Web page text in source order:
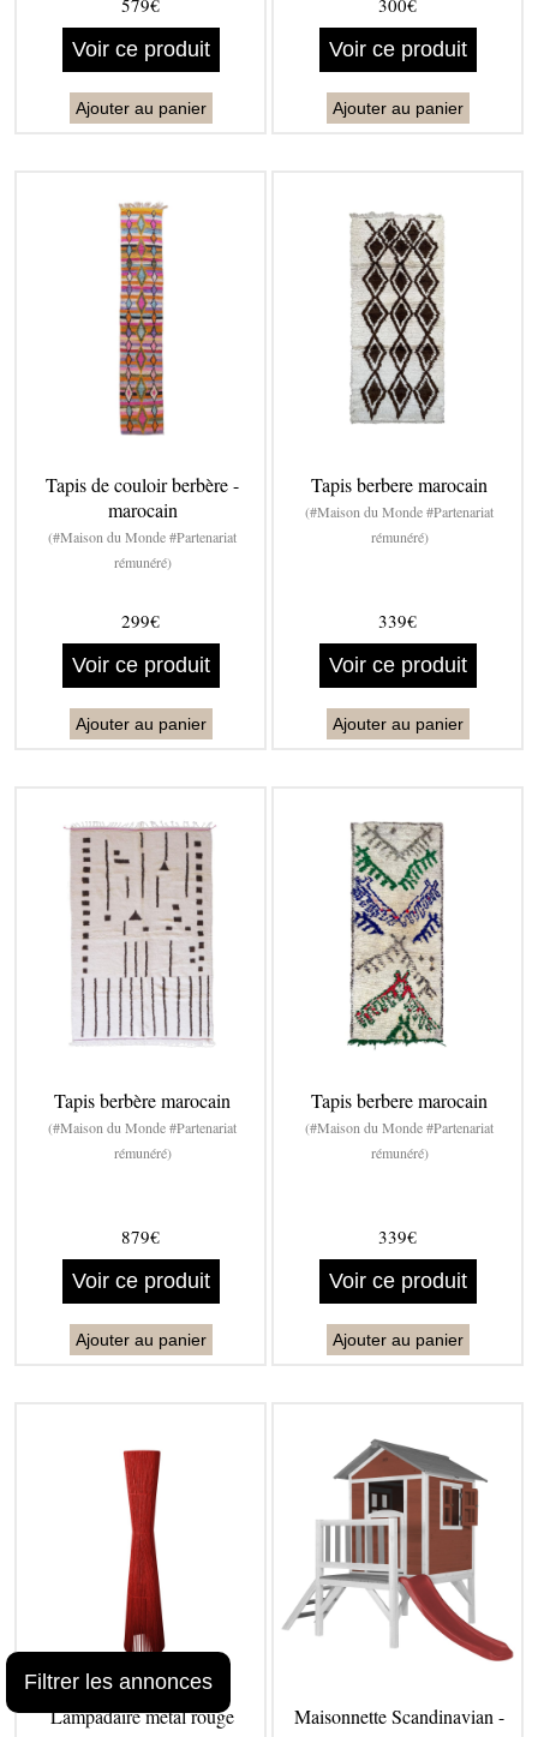
579€
Voir ce produit
Ajouter au panier
300€
Voir ce produit
Ajouter au panier
Tapis de couloir berbère -
marocain
(#Maison du Monde #Partenariat
rémunéré)
299€
Voir ce produit
Ajouter au panier
Tapis berbere marocain
(#Maison du Monde #Partenariat
rémunéré)
339€
Voir ce produit
Ajouter au panier
Tapis berbère marocain
(#Maison du Monde #Partenariat
rémunéré)
879€
Voir ce produit
Ajouter au panier
Tapis berbere marocain
(#Maison du Monde #Partenariat
rémunéré)
339€
Voir ce produit
Ajouter au panier
Lampadaire métal rouge
Maisonnette Scandinavian -
Filtrer les annonces